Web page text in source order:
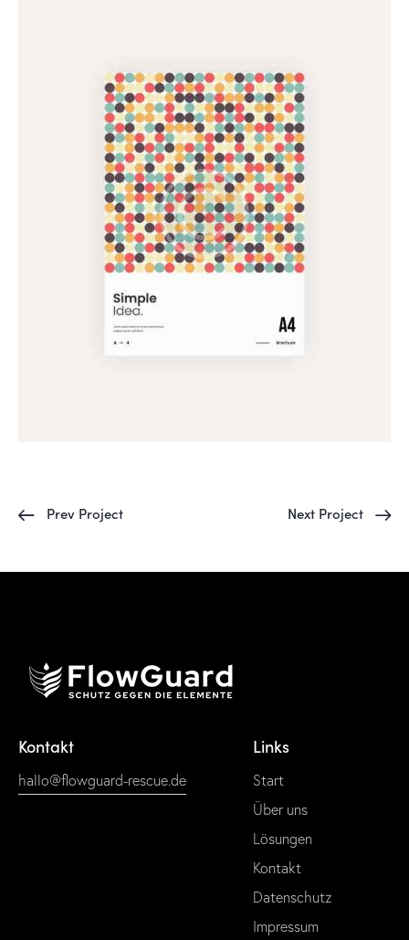
Prev Project Next Project
Kontakt
hallo@flowguard-rescue.de
Links
Start
Über uns
Lösungen
Kontakt
Datenschutz
Impressum